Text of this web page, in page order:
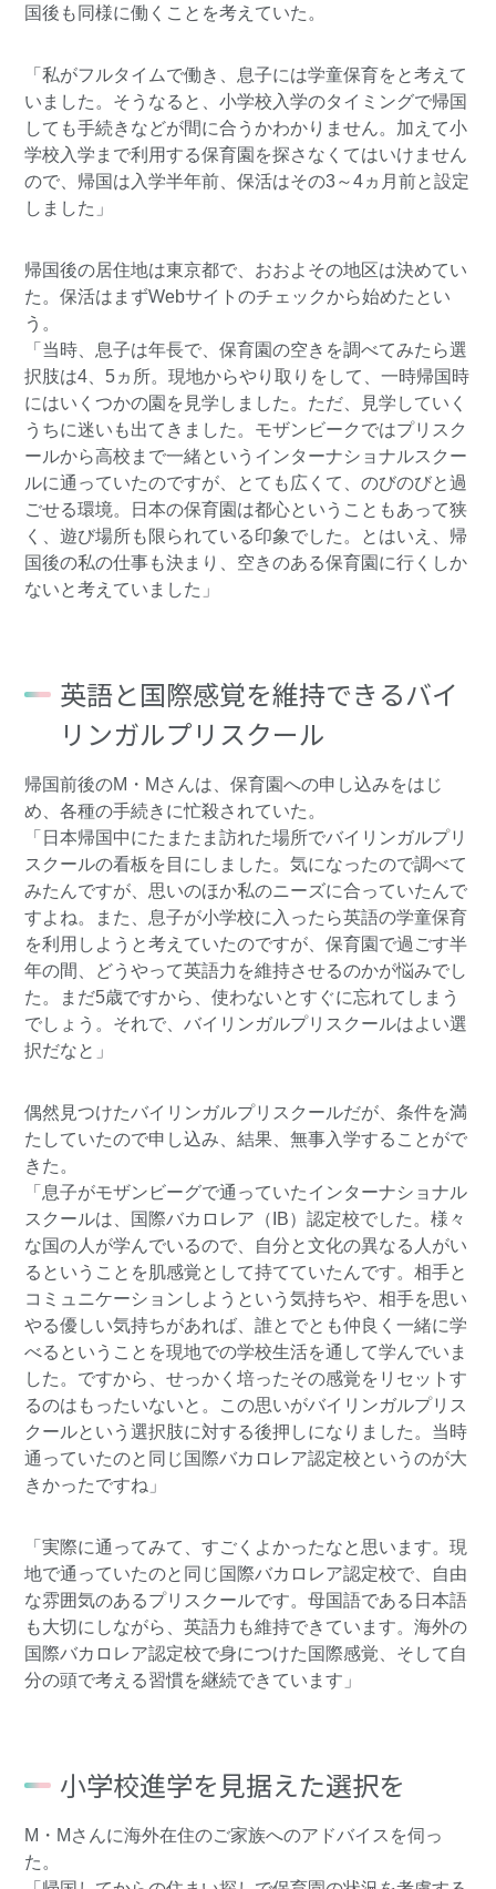
国後も同様に働くことを考えていた。
「私がフルタイムで働き、息子には学童保育をと考えて
いました。そうなると、小学校入学のタイミングで帰国
しても手続きなどが間に合うかわかりません。加えて小
学校入学まで利用する保育園を探さなくてはいけません
ので、帰国は入学半年前、保活はその3～4ヵ月前と設定
しました」
帰国後の居住地は東京都で、おおよその地区は決めてい
た。保活はまずWebサイトのチェックから始めたとい
う。
「当時、息子は年長で、保育園の空きを調べてみたら選
択肢は4、5ヵ所。現地からやり取りをして、一時帰国時
にはいくつかの園を見学しました。ただ、見学していく
うちに迷いも出てきました。モザンビークではプリスク
ールから高校まで一緒というインターナショナルスクー
ルに通っていたのですが、とても広くて、のびのびと過
ごせる環境。日本の保育園は都心ということもあって狭
く、遊び場所も限られている印象でした。とはいえ、帰
国後の私の仕事も決まり、空きのある保育園に行くしか
ないと考えていました」
英語と国際感覚を維持できるバイ
リンガルプリスクール
帰国前後のM・Mさんは、保育園への申し込みをはじ
め、各種の手続きに忙殺されていた。
「日本帰国中にたまたま訪れた場所でバイリンガルプリ
スクールの看板を目にしました。気になったので調べて
みたんですが、思いのほか私のニーズに合っていたんで
すよね。また、息子が小学校に入ったら英語の学童保育
を利用しようと考えていたのですが、保育園で過ごす半
年の間、どうやって英語力を維持させるのかが悩みでし
た。まだ5歳ですから、使わないとすぐに忘れてしまう
でしょう。それで、バイリンガルプリスクールはよい選
択だなと」
偶然見つけたバイリンガルプリスクールだが、条件を満
たしていたので申し込み、結果、無事入学することがで
きた。
「息子がモザンビーグで通っていたインターナショナル
スクールは、国際バカロレア（IB）認定校でした。様々
な国の人が学んでいるので、自分と文化の異なる人がい
るということを肌感覚として持てていたんです。相手と
コミュニケーションしようという気持ちや、相手を思い
やる優しい気持ちがあれば、誰とでとも仲良く一緒に学
べるということを現地での学校生活を通して学んでいま
した。ですから、せっかく培ったその感覚をリセットす
るのはもったいないと。この思いがバイリンガルプリス
クールという選択肢に対する後押しになりました。当時
通っていたのと同じ国際バカロレア認定校というのが大
きかったですね」
「実際に通ってみて、すごくよかったなと思います。現
地で通っていたのと同じ国際バカロレア認定校で、自由
な雰囲気のあるプリスクールです。母国語である日本語
も大切にしながら、英語力も維持できています。海外の
国際バカロレア認定校で身につけた国際感覚、そして自
分の頭で考える習慣を継続できています」
小学校進学を見据えた選択を
M・Mさんに海外在住のご家族へのアドバイスを伺っ
た。